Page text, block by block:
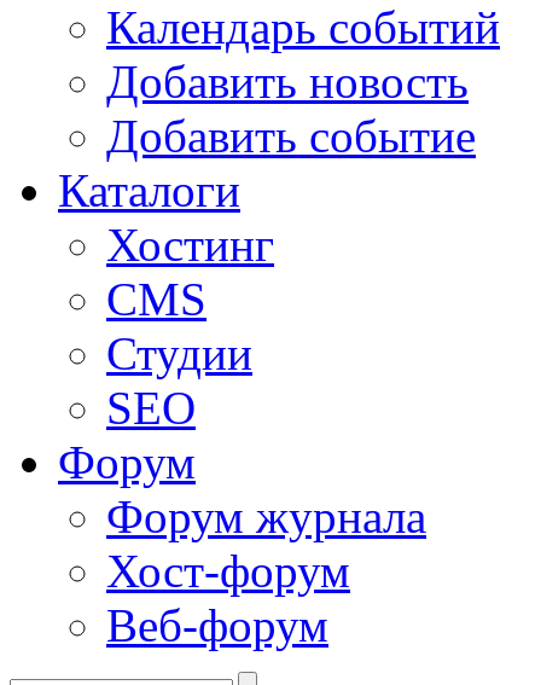
Календарь событий
Добавить новость
Добавить событие
Каталоги
Хостинг
CMS
Студии
SEO
Форум
Форум журнала
Хост-форум
Веб-форум